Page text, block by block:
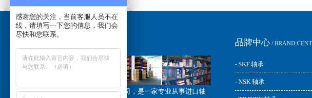
江苏恩斯凯工业技术有限公司，是一家专业从事进口轴
品牌中心 / BRAND
- SKF 轴承
- NSK 轴承
感谢您的关注，当前客服人员不在
线，请填写一下您的信息，我们会
尽快和您联系。